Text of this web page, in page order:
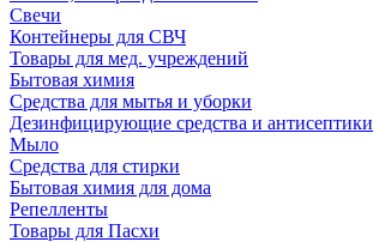
Свечи
Контейнеры для СВЧ
Товары для мед. учреждений
Бытовая химия
Средства для мытья и уборки
Дезинфицирующие средства и антисептики
Мыло
Средства для стирки
Бытовая химия для дома
Репелленты
Товары для Пасхи